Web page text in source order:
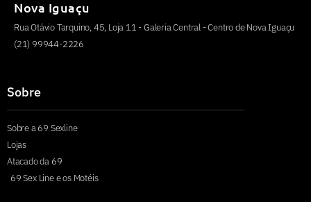
Nova Iguaçu
Rua Otávio Tarquino, 45, Loja 11 - Galeria Central - Centro de Nova Iguaçu
(21) 99944-2226
Sobre
Sobre a 69 Sexline
Lojas
Atacado da 69
69 Sex Line e os Motéis